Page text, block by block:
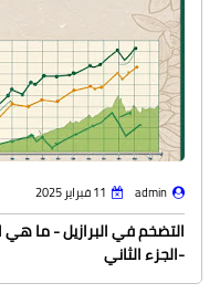
admin 11 فبراير 2025
التضخم في البرازيل - ما هي
-الجزء الثاني